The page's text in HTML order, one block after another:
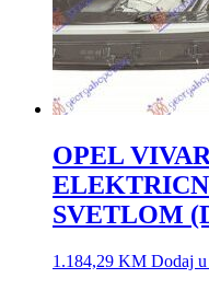
OPEL
SVETLOM
1.184,29 KM Dodaj